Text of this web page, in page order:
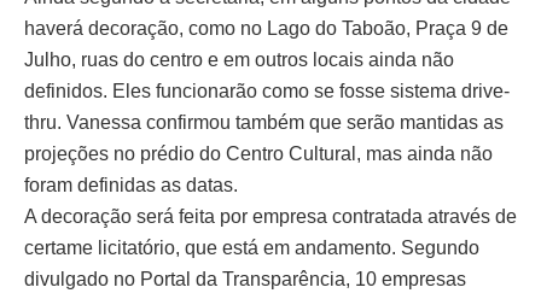
haverá decoração, como no Lago do Taboão, Praça 9 de
Julho, ruas do centro e em outros locais ainda não
definidos. Eles funcionarão como se fosse sistema drive-
thru. Vanessa confirmou também que serão mantidas as
projeções no prédio do Centro Cultural, mas ainda não
foram definidas as datas.
A decoração será feita por empresa contratada através de
certame licitatório, que está em andamento. Segundo
divulgado no Portal da Transparência, 10 empresas